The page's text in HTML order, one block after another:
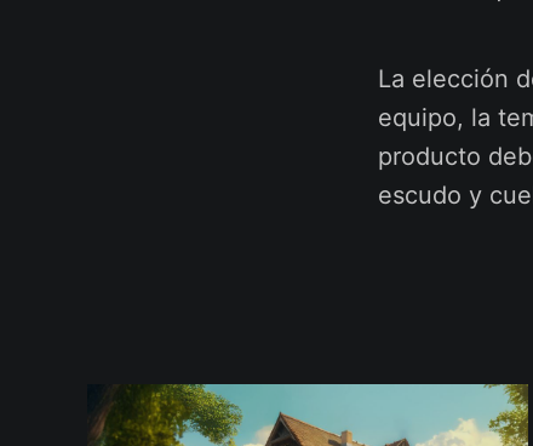
La elección
equipo, la
producto
escudo y